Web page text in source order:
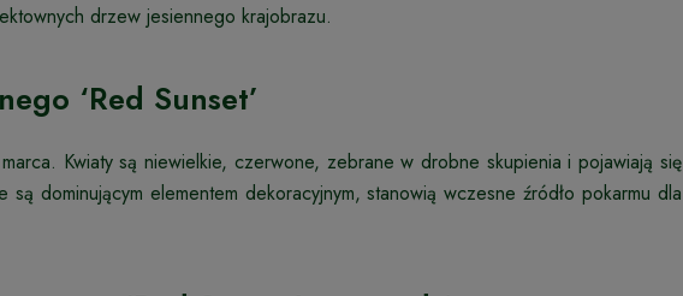
drzew jesiennego krajobrazu.
‘Red Sunset’
Kwiaty są niewielkie, czerwone, zebrane w drobne skupienia i pojawiają się
dominującym elementem dekoracyjnym, stanowią wczesne źródło pokarmu dla